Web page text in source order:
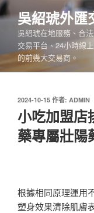
跳
至
內
吳紹琥外匯
吳紹琥在地服務、合
交易平台、24小時線
的前幾大交易商。
發
於
2024-10-15 作者: ADMIN
小吃加盟店
藥專屬壯陽
根據相同原理運用
塑身效果清除肌膚